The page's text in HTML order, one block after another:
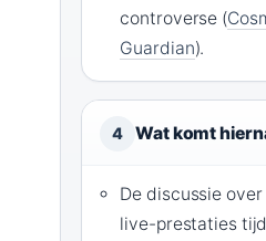
controverse (
Guardian).
4 Wat komt
De discussie
live-prestaties